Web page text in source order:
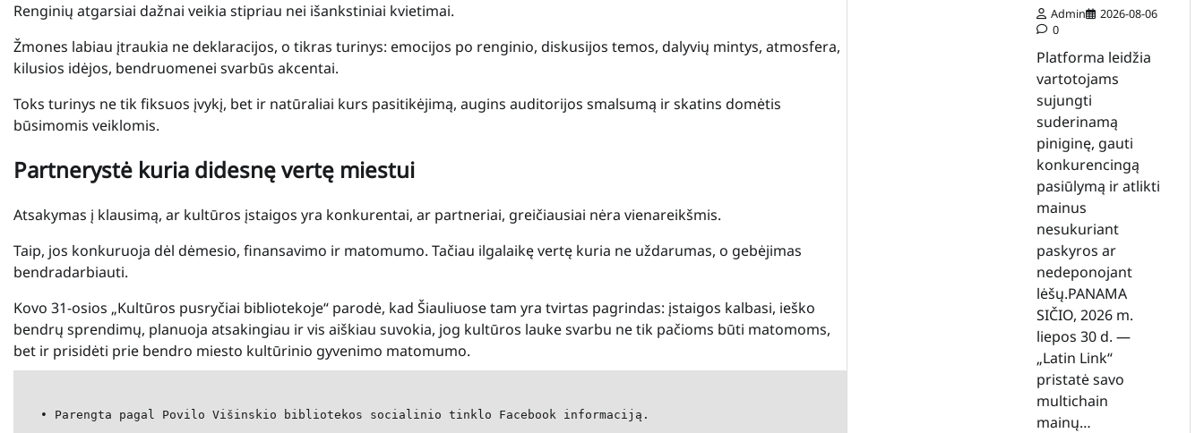
Renginių atgarsiai dažnai veikia stipriau nei išankstiniai kvietimai.
Žmones labiau įtraukia ne deklaracijos, o tikras turinys: emocijos po renginio, diskusijos temos, dalyvių mintys, atmosfera,
kilusios idėjos, bendruomenei svarbūs akcentai.
Toks turinys ne tik fiksuos įvykį, bet ir natūraliai kurs pasitikėjimą, augins auditorijos smalsumą ir skatins domėtis
būsimomis veiklomis.
Partnerystė kuria didesnę vertę miestui
Atsakymas į klausimą, ar kultūros įstaigos yra konkurentai, ar partneriai, greičiausiai nėra vienareikšmis.
Taip, jos konkuruoja dėl dėmesio, finansavimo ir matomumo. Tačiau ilgalaikę vertę kuria ne uždarumas, o gebėjimas
bendradarbiauti.
Kovo 31-osios „Kultūros pusryčiai bibliotekoje“ parodė, kad Šiauliuose tam yra tvirtas pagrindas: įstaigos kalbasi, ieško
bendrų sprendimų, planuoja atsakingiau ir vis aiškiau suvokia, jog kultūros lauke svarbu ne tik pačioms būti matomoms,
bet ir prisidėti prie bendro miesto kultūrinio gyvenimo matomumo.
• Parengta pagal Povilo Višinskio bibliotekos socialinio tinklo Facebook informaciją.
Admin
2026-08-06
0
Platforma leidžia
vartotojams
sujungti
suderinamą
piniginę, gauti
konkurencingą
pasiūlymą ir atlikti
mainus
nesukuriant
paskyros ar
nedeponojant
lėšų.PANAMA
SIČIO, 2026 m.
liepos 30 d. —
„Latin Link“
pristatė savo
multichain
mainų…